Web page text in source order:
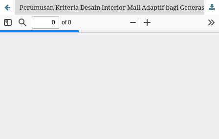
Perumusan Kriteria Desain Interior Mall Adaptif bagi Generasi Z di Yogyakarta: Ruang Publik Inklusif di Era Digital